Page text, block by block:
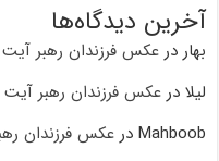
آخرین دیدگاه‌ها
بهار درعکس فرزندان رهبر آیت
لیلا درعکس فرزندان رهبر آیت
Mahboob درعکس فرزندان